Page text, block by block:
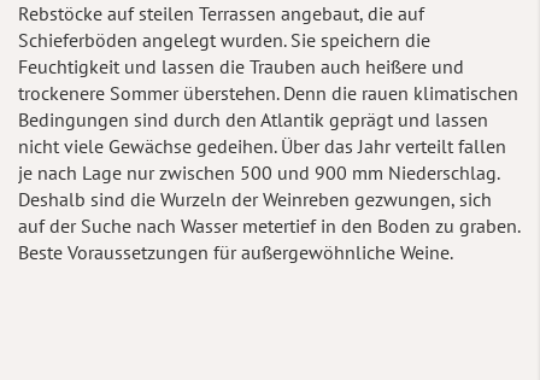
Rebstöcke auf steilen Terrassen angebaut, die auf
Schieferböden angelegt wurden. Sie speichern die
Feuchtigkeit und lassen die Trauben auch heißere und
trockenere Sommer überstehen. Denn die rauen klimatischen
Bedingungen sind durch den Atlantik geprägt und lassen
nicht viele Gewächse gedeihen. Über das Jahr verteilt fallen
je nach Lage nur zwischen 500 und 900 mm Niederschlag.
Deshalb sind die Wurzeln der Weinreben gezwungen, sich
auf der Suche nach Wasser metertief in den Boden zu graben.
Beste Voraussetzungen für außergewöhnliche Weine.